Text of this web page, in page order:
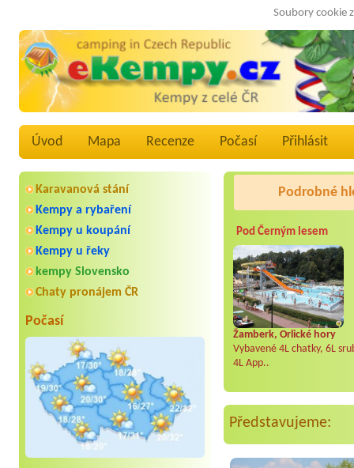
Soubory cookie
Úvod Mapa Recenze Počasí Přihlásit
Karavanová stání
Kempy a rybaření
Kempy u koupání
Kempy u řeky
kempy Slovensko
Chaty pronájem ČR
Počasí
Podrobné
Pod Černým lesem
Žamberk, Orlické hory
Vybavené 4L chatky, 6L
4L App..
Představujeme: